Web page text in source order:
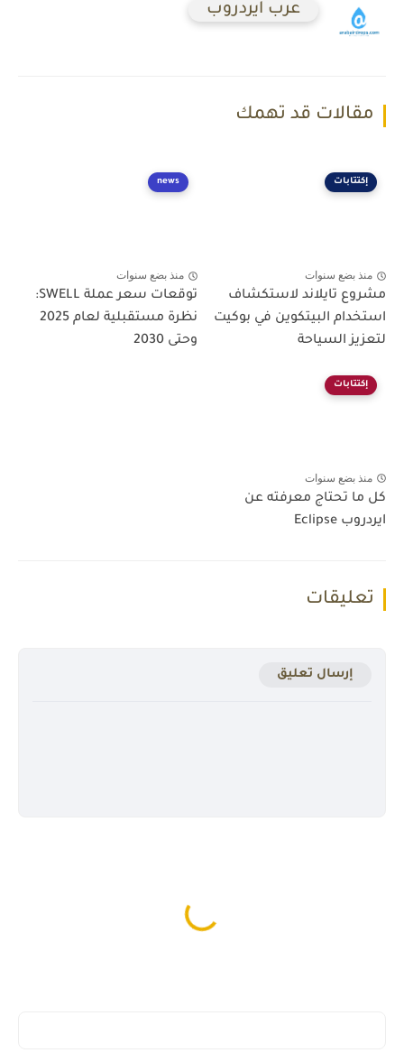
عرب ايردروب
مقالات قد تهمك
إكتتابات
منذ بضع سنوات
مشروع تايلاند لاستكشاف
استخدام البيتكوين في بوكيت
لتعزيز السياحة
news
منذ بضع سنوات
توقعات سعر عملة SWELL:
نظرة مستقبلية لعام 2025
وحتى 2030
إكتتابات
منذ بضع سنوات
كل ما تحتاج معرفته عن
ايردروب Eclipse
تعليقات
إرسال تعليق